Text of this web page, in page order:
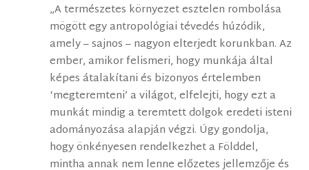
„A természetes környezet esztelen rombolása
mögött egy antropológiai tévedés húzódik,
amely – sajnos – nagyon elterjedt korunkban. Az
ember, amikor felismeri, hogy munkája által
képes átalakítani és bizonyos értelemben
‘megteremteni’ a világot, elfelejti, hogy ezt a
munkát mindig a teremtett dolgok eredeti isteni
adományozása alapján végzi. Úgy gondolja,
hogy önkényesen rendelkezhet a Földdel,
mintha annak nem lenne előzetes jellemzője és